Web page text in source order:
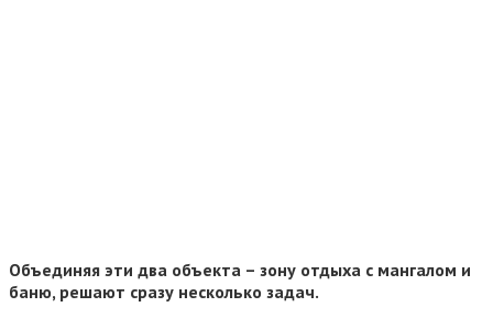
Объединяя эти два объекта – зону отдыха с мангалом и
баню, решают сразу несколько задач.